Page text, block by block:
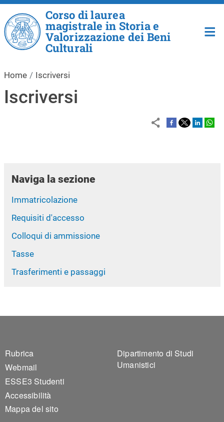
Salta al contenuto principale
Corso di laurea
magistrale in Storia e
Valorizzazione dei Beni
Culturali
Home Iscriversi
Iscriversi
Naviga la sezione
Immatricolazione
Requisiti d'accesso
Colloqui di ammissione
Tasse
Trasferimenti e passaggi
Footer 1
Rubrica
Webmail
ESSE3 Studenti
Accessibilità
Mappa del sito
Footer 2
Dipartimento di Studi
Umanistici